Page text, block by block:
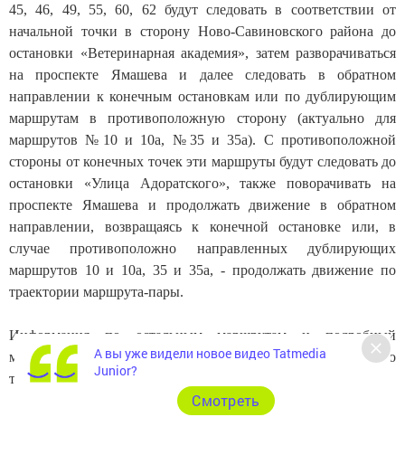
45, 46, 49, 55, 60, 62 будут следовать в соответствии от
начальной точки в сторону Ново-Савиновского района до
остановки «Ветеринарная академия», затем разворачиваться
на проспекте Ямашева и далее следовать в обратном
направлении к конечным остановкам или по дублирующим
маршрутам в противоположную сторону (актуально для
маршрутов №10 и 10а, №35 и 35а). С противоположной
стороны от конечных точек эти маршруты будут следовать до
остановки «Улица Адоратского», также поворачивать на
проспекте Ямашева и продолжать движение в обратном
направлении, возвращаясь к конечной остановке или, в
случае противоположно направленных дублирующих
маршрутов 10 и 10а, 35 и 35а, - продолжать движение по
траектории маршрута-пары.
Информация по остальным маршрутам и подробный
материал о движении личного и производственного
транспорта опубликованы на
А вы уже видели новое видео Tatmedia
Junior?
Cмотреть